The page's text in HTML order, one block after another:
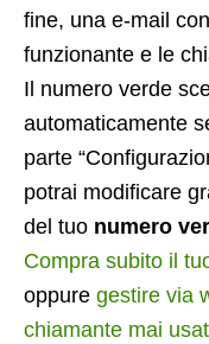
fine, una e-mail
funzionante e le
Il numero verde
automaticamente
parte
potrai modificare
del tuo numero
Compra subito il
oppure gestire via
chiamante mai